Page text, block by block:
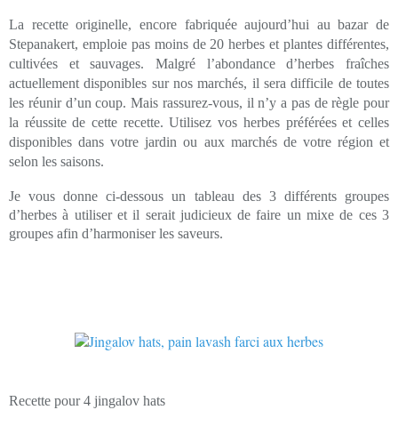
La recette originelle, encore fabriquée aujourd’hui au bazar de
Stepanakert, emploie pas moins de 20 herbes et plantes différentes,
cultivées et sauvages. Malgré l’abondance d’herbes fraîches
actuellement disponibles sur nos marchés, il sera difficile de toutes
les réunir d’un coup. Mais rassurez-vous, il n’y a pas de règle pour
la réussite de cette recette. Utilisez vos herbes préférées et celles
disponibles dans votre jardin ou aux marchés de votre région et
selon les saisons.
Je vous donne ci-dessous un tableau des 3 différents groupes
d’herbes à utiliser et il serait judicieux de faire un mixe de ces 3
groupes afin d’harmoniserles saveurs.
Recette pour 4 jingalov hats